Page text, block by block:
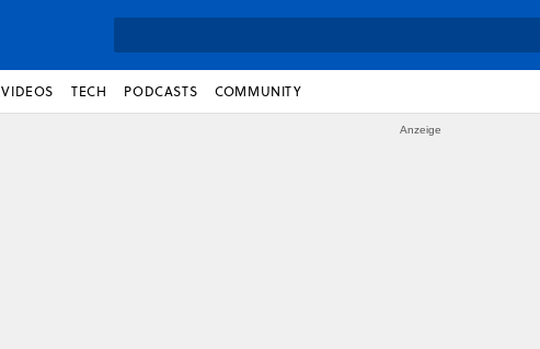
VIDEOS TECH PODCASTS COMMUNITY